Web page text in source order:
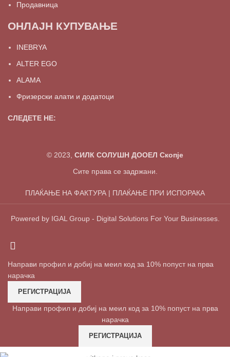
Продавница
ОНЛАЈН КУПУВАЊЕ
INEBRYA
ALTER EGO
ALAMA
Фризерски алати и додатоци
СЛЕДЕТЕ НЕ:
© 2023, СИЛК СОЛУШН ДООЕЛ Скопје
Сите права се задржани.
ПЛАЌАЊЕ НА ФАКТУРА | ПЛАЌАЊЕ ПРИ ИСПОРАКА
Powered by IGAL Group - Digital Solutions For Your Businesses.
Направи профил и добиј на меил код за 10% попуст на прва
нарачка
РЕГИСТРАЦИЈА
Направи профил и добиј на меил код за 10% попуст на прва
нарачка
РЕГИСТРАЦИЈА